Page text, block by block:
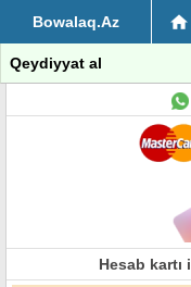
Bowalaq.Az
Qeydiyyat al
Hesab